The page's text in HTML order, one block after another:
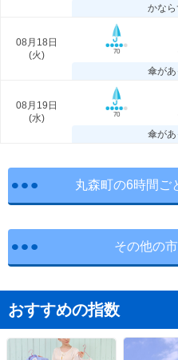
かな
08月18日
(火) 70
傘が
08月19日
(水) 70
傘が
丸森町の6時間ご
その他の
おすすめの指数